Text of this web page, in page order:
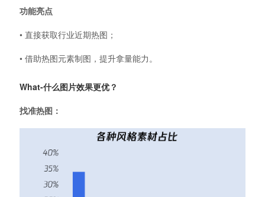
功能亮点
• 直接获取行业近期热图；
• 借助热图元素制图，提升拿量能力。
What-什么图片效果更优？
找准热图：